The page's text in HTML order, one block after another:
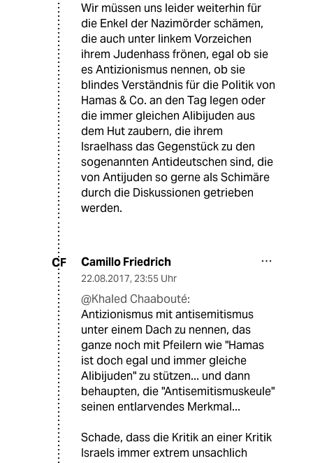
Wir müssen uns leider weiterhin für
die Enkel der Nazimörder schämen,
die auch unter linkem Vorzeichen
ihrem Judenhass frönen, egal ob sie
es Antizionismus nennen, ob sie
blindes Verständnis für die Politik von
Hamas & Co. an den Tag legen oder
die immer gleichen Alibijuden aus
dem Hut zaubern, die ihrem
Israelhass das Gegenstück zu den
sogenannten Antideutschen sind, die
von Antijuden so gerne als Schimäre
durch die Diskussionen getrieben
werden.
CF Camillo Friedrich
22.08.2017, 23:55 Uhr
@Khaled Chaabouté:
Antizionismus mit antisemitismus
unter einem Dach zu nennen, das
ganze noch mit Pfeilern wie "Hamas
ist doch egal und immer gleiche
Alibijuden" zu stützen... und dann
behaupten, die "Antisemitismuskeule"
seinen entlarvendes Merkmal...
Schade, dass die Kritik an einer Kritik
Israels immer extrem unsachlich